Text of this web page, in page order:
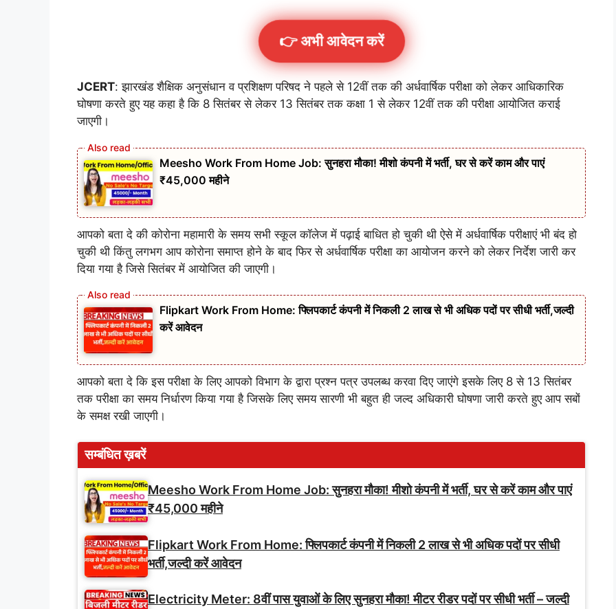
👉 अभी आवेदन करें
JCERT: झारखंड शैक्षिक अनुसंधान व प्रशिक्षण परिषद ने पहले से 12वीं तक की अर्धवार्षिक परीक्षा को लेकर आधिकारिक
घोषणा करते हुए यह कहा है कि 8 सितंबर से लेकर 13 सितंबर तक कक्षा 1 से लेकर 12वीं तक की परीक्षा आयोजित कराई
जाएगी।
Meesho Work From Home Job: सुनहरा मौका! मीशो कंपनी में भर्ती, घर से करें काम और पाएं
₹45,000 महीने
आपको बता दे की कोरोना महामारी के समय सभी स्कूल कॉलेज में पढ़ाई बाधित हो चुकी थी ऐसे में अर्धवार्षिक परीक्षाएं भी बंद हो
चुकी थी किंतु लगभग आप कोरोना समाप्त होने के बाद फिर से अर्धवार्षिक परीक्षा का आयोजन करने को लेकर निर्देश जारी कर
दिया गया है जिसे सितंबर में आयोजित की जाएगी।
Flipkart Work From Home: फ्लिपकार्ट कंपनी में निकली 2 लाख से भी अधिक पदों पर सीधी भर्ती,जल्दी
करें आवेदन
आपको बता दे कि इस परीक्षा के लिए आपको विभाग के द्वारा प्रश्न पत्र उपलब्ध करवा दिए जाएंगे इसके लिए 8 से 13 सितंबर
तक परीक्षा का समय निर्धारण किया गया है जिसके लिए समय सारणी भी बहुत ही जल्द अधिकारी घोषणा जारी करते हुए आप सबों
के समक्ष रखी जाएगी।
सम्बंधित ख़बरें
Meesho Work From Home Job: सुनहरा मौका! मीशो कंपनी में भर्ती, घर से करें काम और पाएं
₹45,000 महीने
Flipkart Work From Home: फ्लिपकार्ट कंपनी में निकली 2 लाख से भी अधिक पदों पर सीधी
भर्ती,जल्दी करें आवेदन
Electricity Meter: 8वीं पास युवाओं के लिए सुनहरा मौका! मीटर रीडर पदों पर सीधी भर्ती – जल्दी